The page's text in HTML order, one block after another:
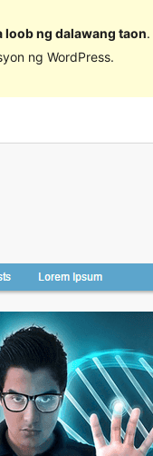
loob ng dalawang taon
ng WordPress.